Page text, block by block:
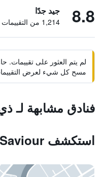
8.8 جيد جدًا
1,214 من التقييمات تم التحقق منها
لم يتم العثور على تقييمات.
مسح كل شيء لعرض
فنادق مشابهة لـ
استكشف Saint Saviour